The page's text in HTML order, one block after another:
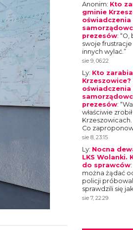
Anonim: Kto
gminie
prezesów: “O,
swoje
innych wylać.”
sie 9, 06:22
Ly: Kto
prezesów: “
właściwie
Krzeszowicach.
Co
sie 8, 23:15
Ly: Nocna
LKS Wolanki.
do sprawców:
można żądać
policji
sprawdzili się
sie 7, 22:29